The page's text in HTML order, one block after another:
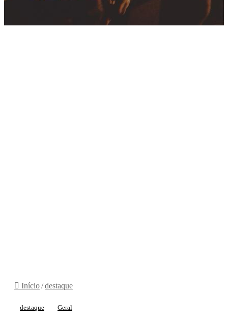
Início/destaque
destaque Geral